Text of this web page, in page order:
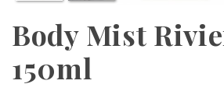
Body Mist
150ml